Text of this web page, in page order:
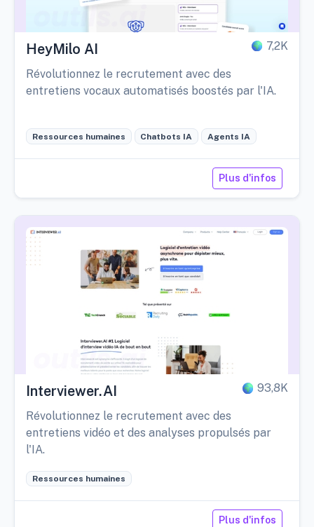
HeyMilo AI 7,2K
Révolutionnez le recrutement avec des
entretiens vocaux automatisés boostés par l'IA.
Ressources humaines Chatbots IA Agents IA
Plus d'infos
Interviewer.AI 93,8K
Révolutionnez le recrutement avec des
entretiens vidéo et des analyses propulsés par
l'IA.
Ressources humaines
Plus d'infos